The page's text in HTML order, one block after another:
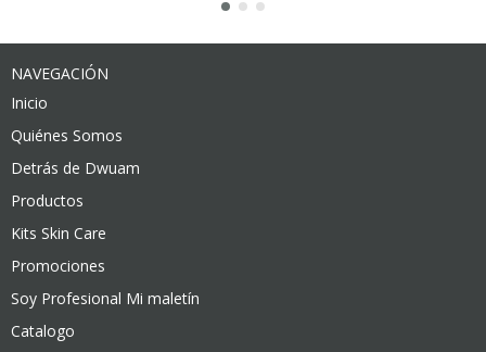
NAVEGACIÓN
Inicio
Quiénes Somos
Detrás de Dwuam
Productos
Kits Skin Care
Promociones
Soy Profesional Mi maletín
Catalogo